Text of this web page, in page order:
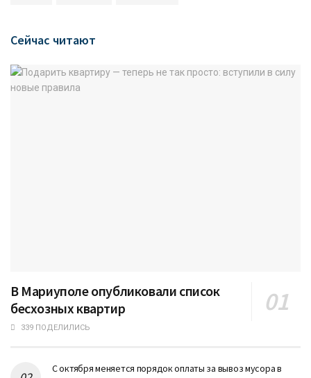
Сейчас читают
В Мариуполе опубликовали список
бесхозных квартир
339 ПОДЕЛИЛИСЬ
С октября меняется порядок оплаты за вывоз мусора в